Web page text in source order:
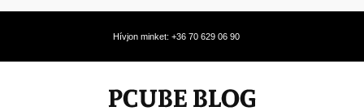
Hívjon minket: +36 70 629 06 90